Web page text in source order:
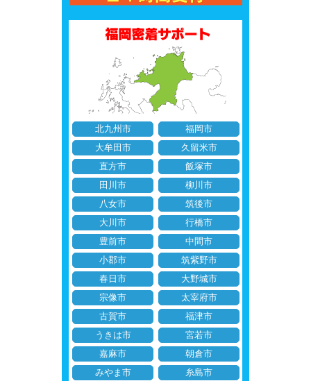
北九州市
福岡市
大牟田市
久留米市
直方市
飯塚市
田川市
柳川市
八女市
筑後市
大川市
行橋市
豊前市
中間市
小郡市
筑紫野市
春日市
大野城市
宗像市
太宰府市
古賀市
福津市
うきは市
宮若市
嘉麻市
朝倉市
みやま市
糸島市